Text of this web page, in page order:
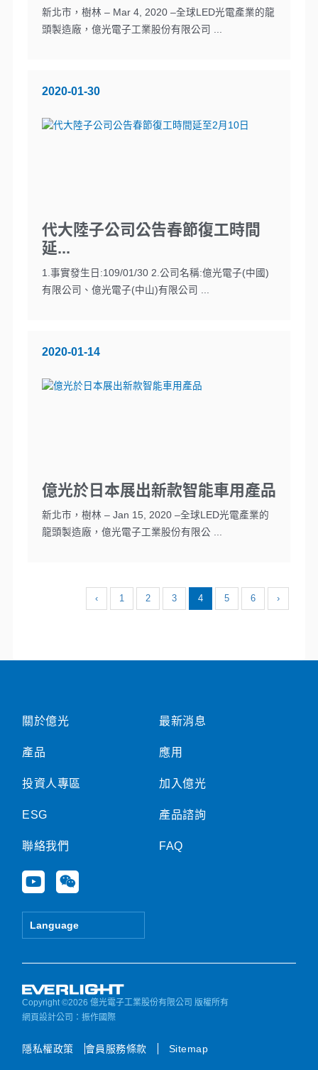
新北市，樹林 – Mar 4, 2020 –全球LED光電產業的龍
頭製造廠，億光電子工業股份有限公司 ...
2020-01-30
代大陸子公司公告春節復工時間
延...
1.事實發生日:109/01/30 2.公司名稱:億光電子(中國)
有限公司、億光電子(中山)有限公司 ...
2020-01-14
億光於日本展出新款智能車用產品
新北市，樹林 – Jan 15, 2020 –全球LED光電產業的
龍頭製造廠，億光電子工業股份有限公 ...
‹ 1 2 3 4 5 6 ›
關於億光
產品
投資人專區
ESG
聯絡我們
Y
o
u
e
W
e
i
Language
最新消息
應用
加入億光
產品諮詢
FAQ
Copyright ©2026 億光電子工業股份有限公司 版權所有
網頁設計公司 ：振作國際
隱私權政策 會員服務條款 Sitemap